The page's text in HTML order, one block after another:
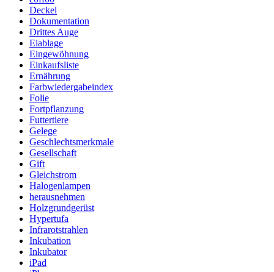
Deckel
Dokumentation
Drittes Auge
Eiablage
Eingewöhnung
Einkaufsliste
Ernährung
Farbwiedergabeindex
Folie
Fortpflanzung
Futtertiere
Gelege
Geschlechtsmerkmale
Gesellschaft
Gift
Gleichstrom
Halogenlampen
herausnehmen
Holzgrundgerüst
Hypertufa
Infrarotstrahlen
Inkubation
Inkubator
iPad